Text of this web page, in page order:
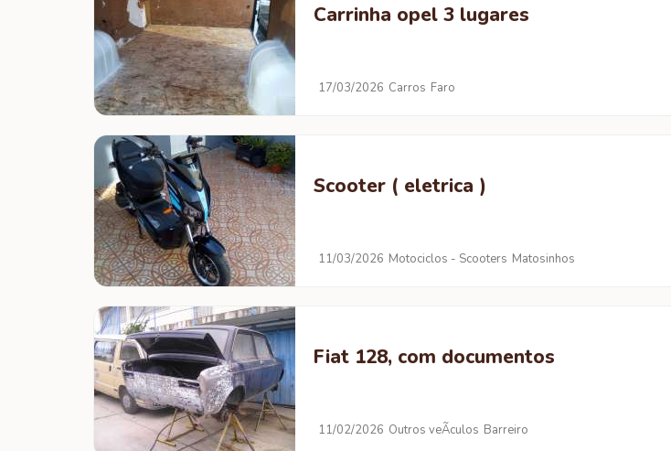
Carrinha opel 3 lugares
17/03/2026 Carros Faro
Scooter ( eletrica )
11/03/2026 Motociclos - Scooters Matosinhos
Fiat 128, com documentos
11/02/2026 Outros veÃ­culos Barreiro